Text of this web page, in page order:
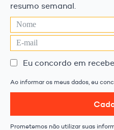
resumo semanal.
Eu concordo em
Ao informar os meus dados, eu
Prometemos não utilizar suas